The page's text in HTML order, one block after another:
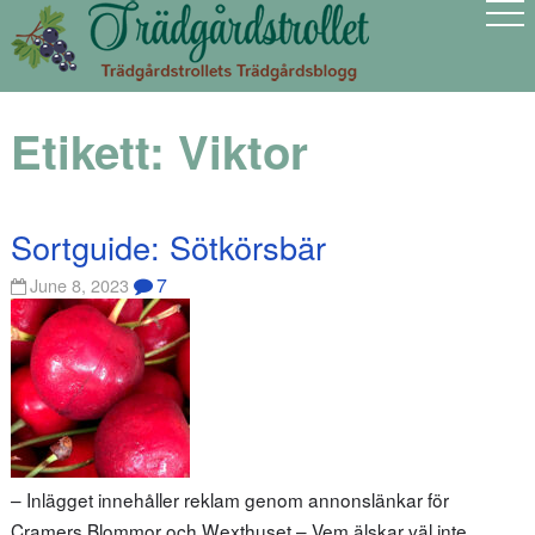
Etikett: Viktor
Sortguide: Sötkörsbär
June 8, 2023 7
– Inlägget innehåller reklam genom annonslänkar för